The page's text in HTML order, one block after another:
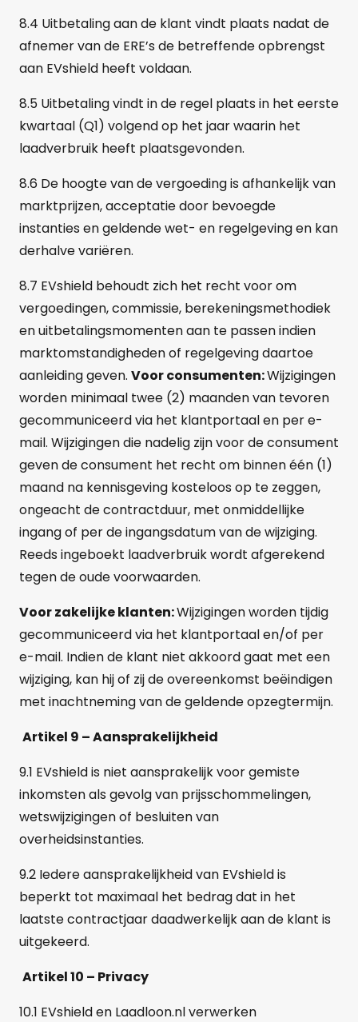
8.4 Uitbetaling aan de klant vindt plaats nadat de
afnemer van de ERE’s de betreffende opbrengst
aan EVshield heeft voldaan.
8.5 Uitbetaling vindt in de regel plaats in het eerste
kwartaal (Q1) volgend op het jaar waarin het
laadverbruik heeft plaatsgevonden.
8.6 De hoogte van de vergoeding is afhankelijk van
marktprijzen, acceptatie door bevoegde
instanties en geldende wet- en regelgeving en kan
derhalve variëren.
8.7 EVshield behoudt zich het recht voor om
vergoedingen, commissie, berekeningsmethodiek
en uitbetalingsmomenten aan te passen indien
marktomstandigheden of regelgeving daartoe
aanleiding geven. Voor consumenten:Wijzigingen
worden minimaal twee (2) maanden van tevoren
gecommuniceerd via het klantportaal en per e-
mail. Wijzigingen die nadelig zijn voor de consument
geven de consument het recht om binnen één (1)
maand na kennisgeving kosteloos op te zeggen,
ongeacht de contractduur, met onmiddellijke
ingang of per de ingangsdatum van de wijziging.
Reeds ingeboekt laadverbruik wordt afgerekend
tegen de oude voorwaarden.
Voor zakelijke klanten:Wijzigingen worden tijdig
gecommuniceerd via het klantportaal en/of per
e-mail. Indien de klant niet akkoord gaat met een
wijziging, kan hij of zij de overeenkomst beëindigen
met inachtneming van de geldende opzegtermijn.
Artikel 9 – Aansprakelijkheid
9.1 EVshield is niet aansprakelijk voor gemiste
inkomsten als gevolg van prijsschommelingen,
wetswijzigingen of besluiten van
overheidsinstanties.
9.2 Iedere aansprakelijkheid van EVshield is
beperkt tot maximaal het bedrag dat in het
laatste contractjaar daadwerkelijk aan de klant is
uitgekeerd.
Artikel 10 – Privacy
10.1 EVshield en Laadloon.nl verwerken